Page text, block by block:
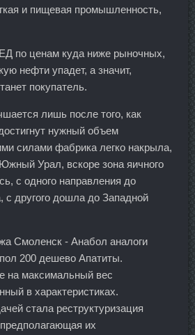
и пищевая промышленность,
по ценам куда ниже рыночных,
нефти упадет, а значит,
покупатель.
лишь после того, как
нужный объем
силами фабрика легко накрыла,
Урал, вскоре зона яичного
с одного направления до
с другого дошла до Западной
Смоленск - Анабол аналоги
200 дешево Апатиты.
на максимальный вес
в характеристиках.
стала реструктуризация
их